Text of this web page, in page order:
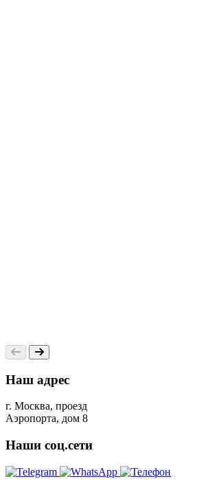
Наш адрес
г. Москва, проезд
Аэропорта, дом 8
Наши соц.сети